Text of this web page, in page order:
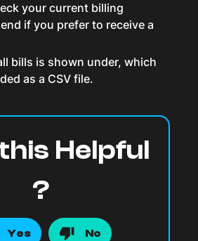
your current billing
if you prefer to receive a
bills is shown under, which
as a CSV file.
Helpful
?
Yes No